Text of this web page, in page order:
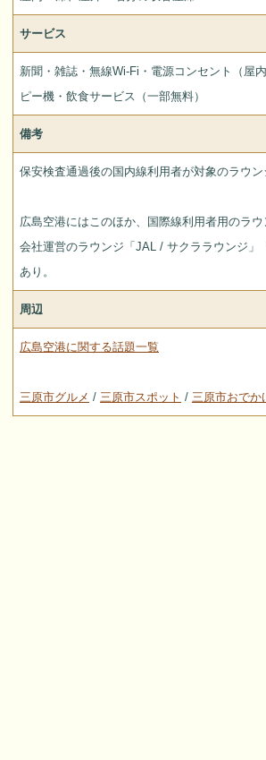
サービス
新聞・雑誌・無線Wi-Fi・電源コンセント（屋
ピー機・飲食サービス（一部無料）
備考
保安検査通過後の国内線利用者が対象のラウン
広島空港にはこのほか、国際線利用者用のラ
会社運営のラウンジ「JAL / サクララウンジ」
あり。
周辺
広島空港に関する話題一覧
三原市グルメ / 三原市スポット / 三原市おでか